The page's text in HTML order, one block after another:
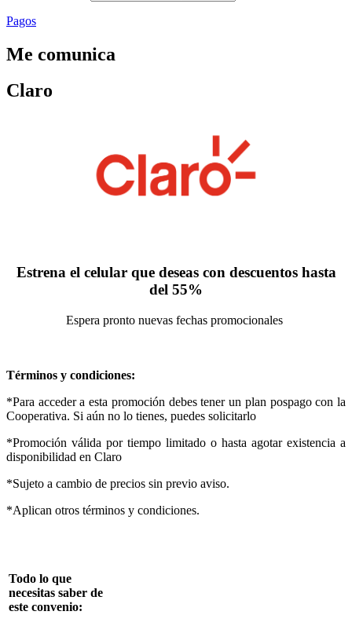
Pagos
Me comunica
Claro
Estrena el celular que deseas con descuentos hasta
del 55%
Espera pronto nuevas fechas promocionales
Términos y condiciones:
*Para acceder a esta promoción debes tener un plan pospago con la
Cooperativa. Si aún no lo tienes, puedes solicitarlo
*Promoción válida por tiempo limitado o hasta agotar existencia a
disponibilidad en Claro
*Sujeto a cambio de precios sin previo aviso.
*Aplican otros términos y condiciones.
Todo lo que
necesitas saber de
este convenio: